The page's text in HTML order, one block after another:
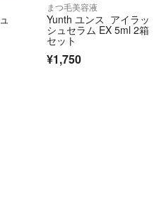
まつ毛美容液
Yunth ユンス アイラッ
シュセラム EX 5ml 2箱
セット
¥1,750